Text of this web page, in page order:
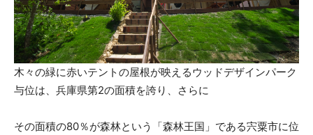
木々の緑に赤いテントの屋根が映えるウッドデザインパーク
与位は、兵庫県第2の面積を誇り、さらに
その面積の80％が森林という「森林王国」である宍粟市に位